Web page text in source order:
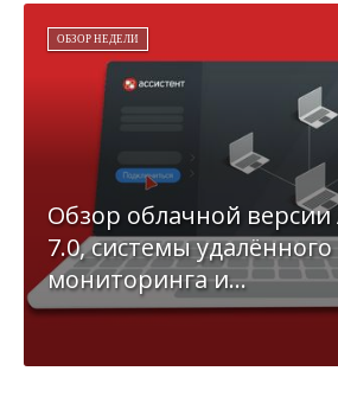
ОБЗОР НЕДЕЛИ
Обзор облачной версии
7.0, системы удалённого
мониторинга и...